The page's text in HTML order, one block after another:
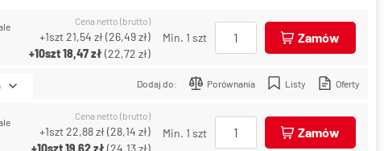
Cena netto (brutto)
+1szt21,54 zł(26,49 zł)
+10szt18,47 zł(22,72 zł)
Min. 1 szt Zamów
Dodaj do: Porównania Listy Oferty
Cena netto (brutto)
+1szt22,88 zł(28,14 zł)
Min. 1 szt Zamów